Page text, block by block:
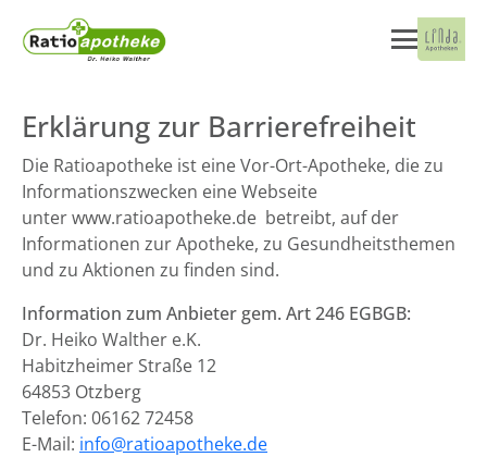
Erklärung zur Barrierefreiheit
Die Ratioapotheke ist eine Vor-Ort-Apotheke, die zu
Informationszwecken eine Webseite
unter www.ratioapotheke.de betreibt, auf der
Informationen zur Apotheke, zu Gesundheitsthemen
und zu Aktionen zu finden sind.
Information zum Anbieter gem. Art 246 EGBGB:
Dr. Heiko Walther e.K.
Habitzheimer Straße 12
64853 Otzberg
Telefon: 06162 72458
E-Mail: info@ratioapotheke.de